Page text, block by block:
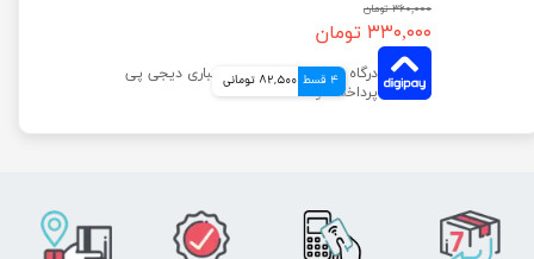
۳۶۰,۰۰۰ تومان
۳۳۰,۰۰۰ تومان
4 قسط 82,500 تومانی